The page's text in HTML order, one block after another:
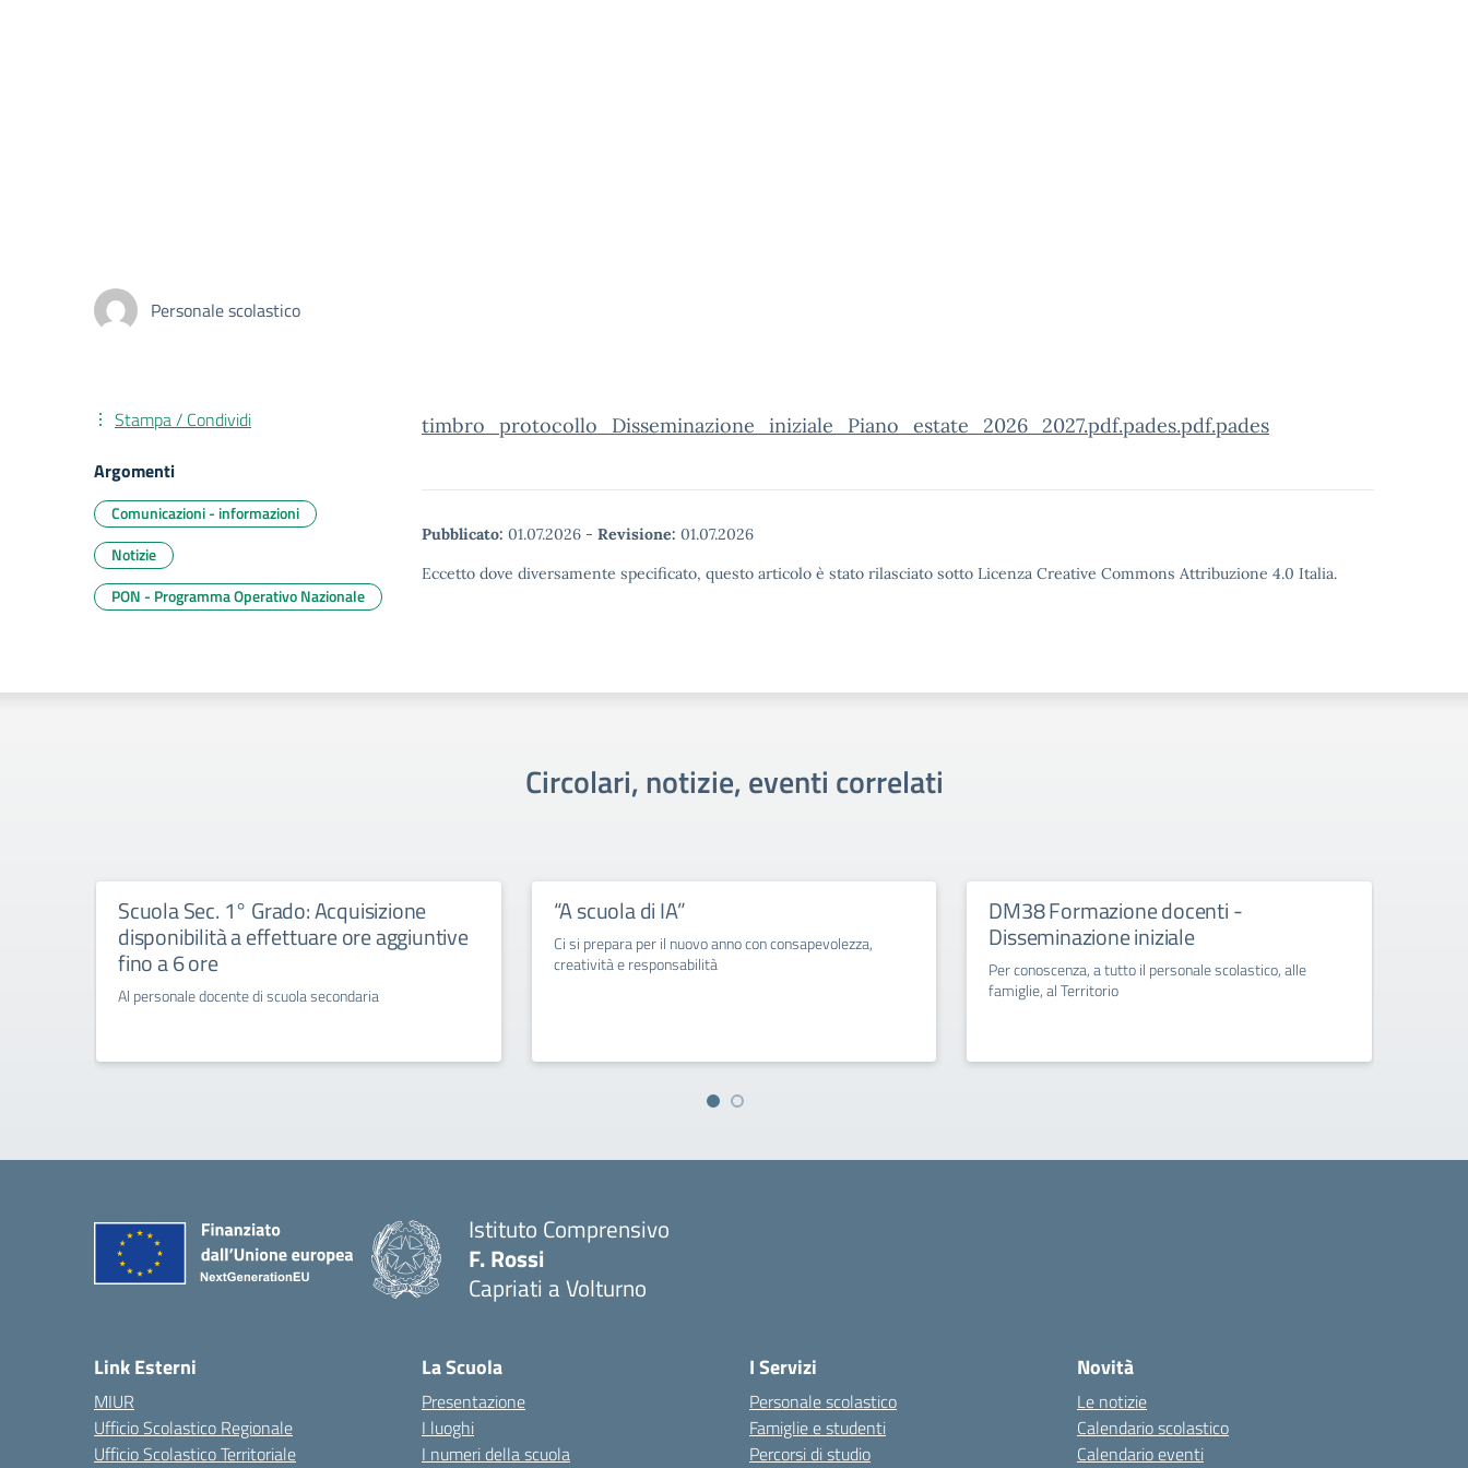
Personale scolastico
timbro_protocollo_Disseminazione_iniziale_Piano_estate_2026_2027.pdf.pades.pdf.pades
Pubblicato: 01.07.2026 - Revisione: 01.07.2026
Eccetto dove diversamente specificato, questo articolo è stato rilasciato sotto Licenza Creative Commons Attribuzione 4.0 Italia.
Stampa / Condividi
Argomenti
Comunicazioni - informazioni
Notizie
PON - Programma Operativo Nazionale
Circolari, notizie, eventi correlati
Scuola Sec. 1° Grado: Acquisizione
disponibilità a effettuare ore aggiuntive
fino a 6 ore
Al personale docente di scuola secondaria
“A scuola di IA”
Ci si prepara per il nuovo anno con consapevolezza,
creatività e responsabilità
DM38 Formazione docenti -
Disseminazione iniziale
Per conoscenza, a tutto il personale scolastico, alle
famiglie, al Territorio
Istituto Comprensivo
F. Rossi
Capriati a Volturno
Link Esterni
MIUR
Ufficio Scolastico Regionale
Ufficio Scolastico Territoriale
La Scuola
Presentazione
I luoghi
I numeri della scuola
I Servizi
Personale scolastico
Famiglie e studenti
Percorsi di studio
Novità
Le notizie
Calendario scolastico
Calendario eventi